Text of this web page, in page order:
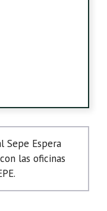
Sepe Espera
las oficinas